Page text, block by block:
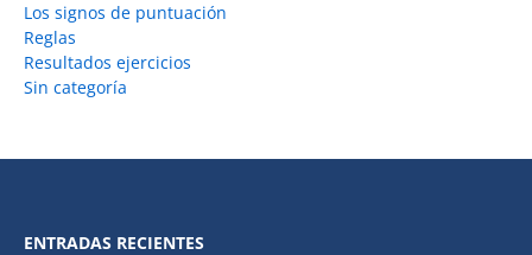
Los signos de puntuación
Reglas
Resultados ejercicios
Sin categoría
ENTRADAS RECIENTES